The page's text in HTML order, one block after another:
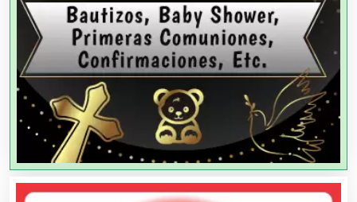
Agencias de Publicidad
Agencias de Viajes
Agricultores